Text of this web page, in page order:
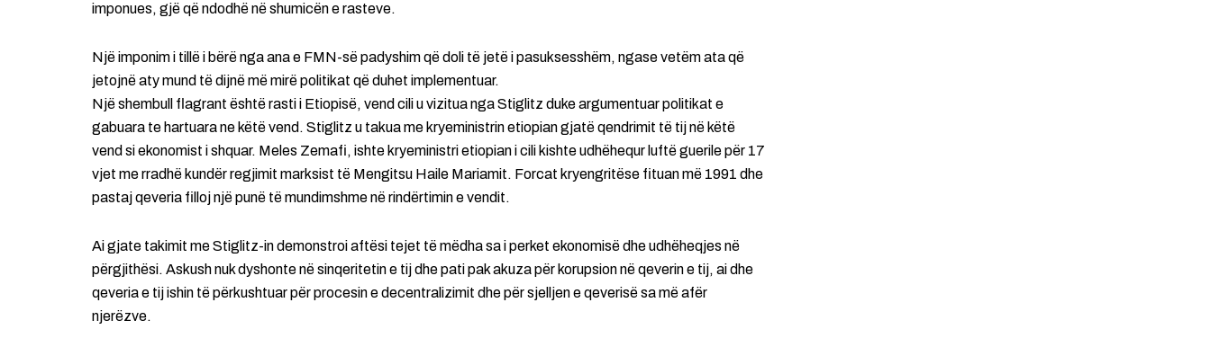
imponues, gjë që ndodhë në shumicën e rasteve.
Një imponim i tillë i bërë nga ana e FMN-së padyshim që doli të jetë i pasuksesshëm, ngase vetëm ata që
jetojnë aty mund të dijnë më mirë politikat që duhet implementuar.
Një shembull flagrant është rasti i Etiopisë, vend cili u vizitua nga Stiglitz duke argumentuar politikat e
gabuara te hartuara ne këtë vend. Stiglitz u takua me kryeministrin etiopian gjatë qendrimit të tij në këtë
vend si ekonomist i shquar. Meles Zemafi, ishte kryeministri etiopian i cili kishte udhëhequr luftë guerile për 17
vjet me rradhë kundër regjimit marksist të Mengitsu Haile Mariamit. Forcat kryengritëse fituan më 1991 dhe
pastaj qeveria filloj një punë të mundimshme në rindërtimin e vendit.
Ai gjate takimit me Stiglitz-in demonstroi aftësi tejet të mëdha sa i perket ekonomisë dhe udhëheqjes në
përgjithësi. Askush nuk dyshonte në sinqeritetin e tij dhe pati pak akuza për korupsion në qeverin e tij, ai dhe
qeveria e tij ishin të përkushtuar për procesin e decentralizimit dhe për sjelljen e qeverisë sa më afër
njerëzve.